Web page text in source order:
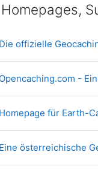
Homepages,
Die offizielle
Opencaching.com -
Homepage für Earth-
Eine österreichische